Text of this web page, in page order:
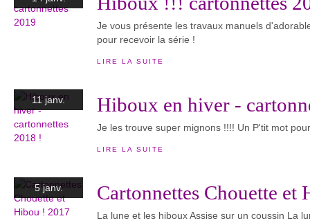
Je vous présente les travaux manuels
pour recevoir la série !
LIRE LA SUITE
11 janv. Hiboux en hiver -
Je les trouve super mignons !!!! Un P'tit mot
LIRE LA SUITE
5 janv. Cartonnettes Chouette et
La lune et les hiboux Assise sur un coussin La